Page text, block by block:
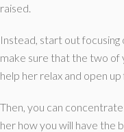
raised.
Instead, start out
make sure that the two of
help her relax and open up
Then, you can
her how you will have the